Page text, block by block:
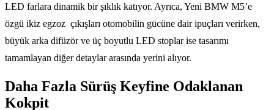
LED farlara dinamik bir şıklık katıyor. Ayrıca, Yeni BMW M5’e
özgü ikiz egzoz çıkışları otomobilin gücüne dair ipuçları verirken,
büyük arka difüzör ve üç boyutlu LED stoplar ise tasarımı
tamamlayan diğer detaylar arasında yerini alıyor.
Daha Fazla Sürüş Keyfine Odaklanan
Kokpit